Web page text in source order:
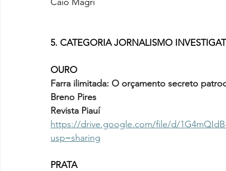
5. CATEGORIA JORNALISMO
OURO
Farra ilimitada: O orçamento secreto
Breno Pires
Revista Piauí
https://drive.google.com/file/d/
usp=sharing
PRATA